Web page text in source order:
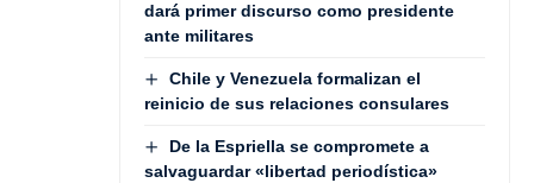
dará primer discurso como presidente
ante militares
Chile y Venezuela formalizan el
reinicio de sus relaciones consulares
De la Espriella se compromete a
salvaguardar «libertad periodística»